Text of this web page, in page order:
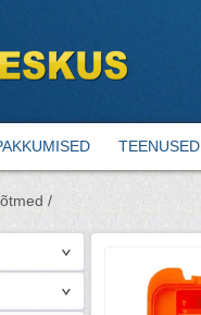
TEENUSED
/